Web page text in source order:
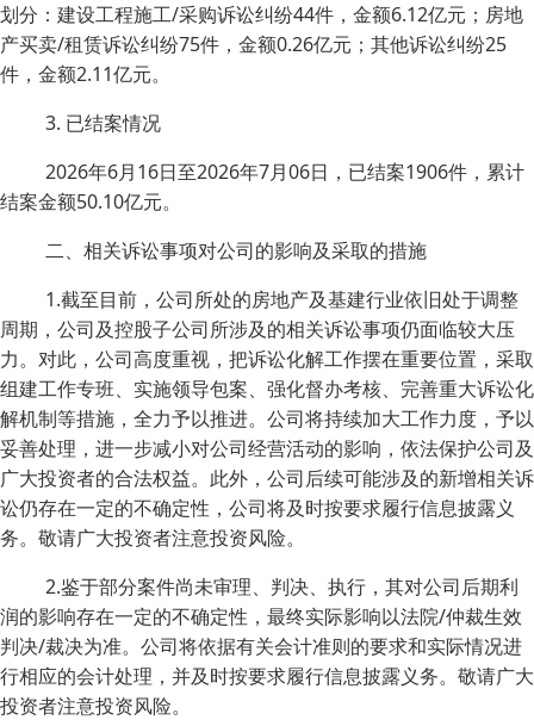
划分：建设工程施工/采购诉讼纠纷44件，金额6.12亿元；房地
产买卖/租赁诉讼纠纷75件，金额0.26亿元；其他诉讼纠纷25
件，金额2.11亿元。
3. 已结案情况
2026年6月16日至2026年7月06日，已结案1906件，累计
结案金额50.10亿元。
二、相关诉讼事项对公司的影响及采取的措施
1.截至目前，公司所处的房地产及基建行业依旧处于调整
周期，公司及控股子公司所涉及的相关诉讼事项仍面临较大压
力。对此，公司高度重视，把诉讼化解工作摆在重要位置，采取
组建工作专班、实施领导包案、强化督办考核、完善重大诉讼化
解机制等措施，全力予以推进。公司将持续加大工作力度，予以
妥善处理，进一步减小对公司经营活动的影响，依法保护公司及
广大投资者的合法权益。此外，公司后续可能涉及的新增相关诉
讼仍存在一定的不确定性，公司将及时按要求履行信息披露义
务。敬请广大投资者注意投资风险。
2.鉴于部分案件尚未审理、判决、执行，其对公司后期利
润的影响存在一定的不确定性，最终实际影响以法院/仲裁生效
判决/裁决为准。公司将依据有关会计准则的要求和实际情况进
行相应的会计处理，并及时按要求履行信息披露义务。敬请广大
投资者注意投资风险。